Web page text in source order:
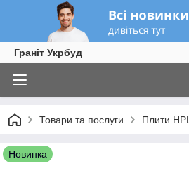
Граніт Укрбуд
Товари та послуги Плити HPL
Новинка